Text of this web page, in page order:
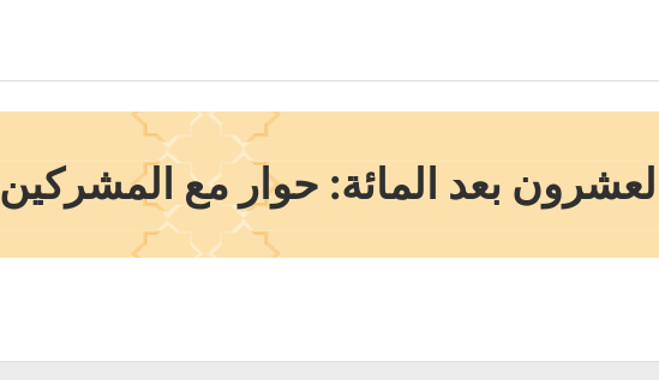
بعد المائة: حوار مع المشركين